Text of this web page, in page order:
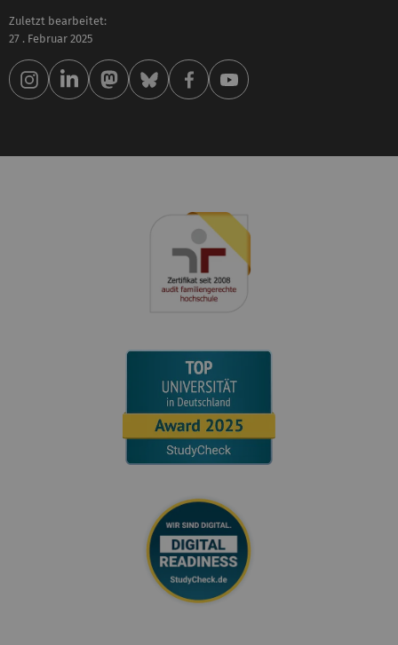
Zuletzt bearbeitet:
27 . Februar 2025